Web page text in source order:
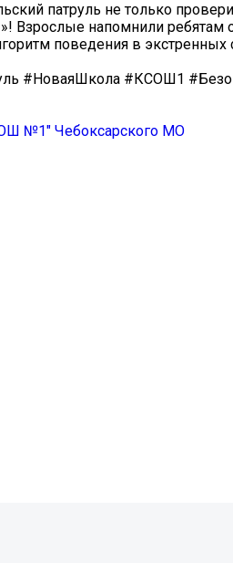
патруль не только
Взрослые напомнили
поведения в экстренных
#НоваяШкола #КСОШ1
№1" Чебоксарского МО